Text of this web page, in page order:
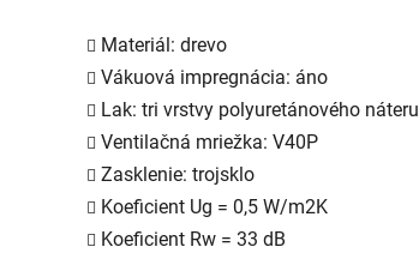
Materiál: drevo
Vákuová impregnácia: áno
Lak: tri vrstvy polyuretánového náteru
Ventilačná mriežka: V40P
Zasklenie: trojsklo
Koeficient Ug = 0,5 W/m2K
Koeficient Rw = 33 dB